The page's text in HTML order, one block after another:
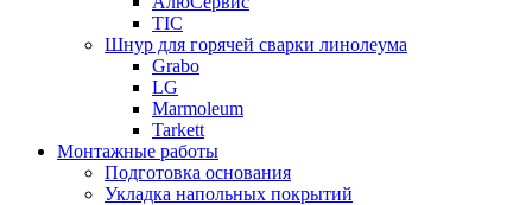
ТІС
Шнур для горячей сварки линолеума
Grabo
LG
Marmoleum
Tarkett
Монтажные работы
Подготовка основания
Укладка напольных покрытий